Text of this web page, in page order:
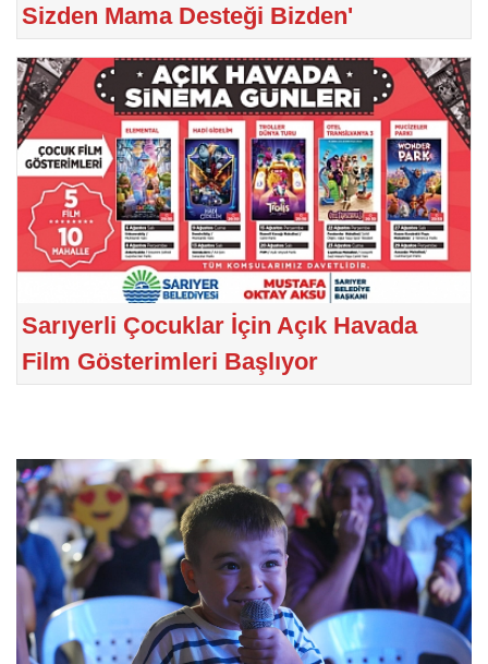
Sizden Mama Desteği Bizden'
Sarıyerli Çocuklar İçin Açık Havada
Film Gösterimleri Başlıyor